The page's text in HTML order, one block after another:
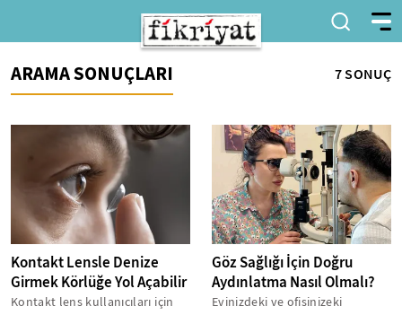
ARAMA SONUÇLARI 7 SONUÇ
Kontakt Lensle Denize
Girmek Körlüğe Yol Açabilir
Kontakt lens kullanıcıları için
Göz Sağlığı İçin Doğru
Aydınlatma Nasıl Olmalı?
Evinizdeki ve ofisinizeki